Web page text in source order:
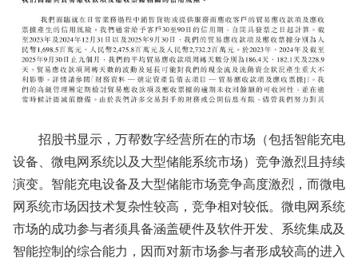
招股书显示，万帮数字经营所在的市场（包括智能充电
设备、微电网系统以及大型储能系统市场）竞争激烈且持续
演变。智能充电设备及大型储能市场竞争高度激烈，而微电
网系统市场因技术复杂性较高，竞争相对较低。微电网系统
市场的成功参与者须具备涵盖硬件及软件开发、系统集成及
智能控制的综合能力，因而对新市场参与者形成较高的进入